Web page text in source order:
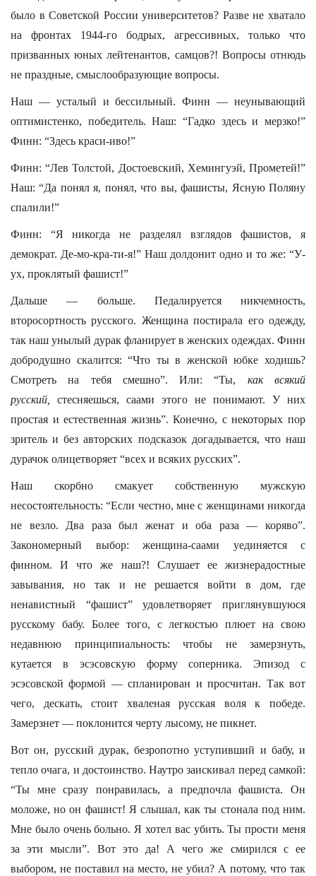
было в Советской России университетов? Разве не хватало
на фронтах 1944-го бодрых, агрессивных, только что
призванных юных лейтенантов, самцов?! Вопросы отнюдь
не праздные, смыслообразующие вопросы.
Наш — усталый и бессильный. Финн — неунывающий
оптимистенко, победитель. Наш: “Гадко здесь и мерзко!”
Финн: “Здесь краси-иво!”
Финн: “Лев Толстой, Достоевский, Хемингуэй, Прометей!”
Наш: “Да понял я, понял, что вы, фашисты, Ясную Поляну
спалили!”
Финн: “Я никогда не разделял взглядов фашистов, я
демократ. Де-мо-кра-ти-я!” Наш долдонит одно и то же: “У-
ух, проклятый фашист!”
Дальше — больше. Педалируется никчемность,
второсортность русского. Женщина постирала его одежду,
так наш унылый дурак фланирует в женских одеждах. Финн
добродушно скалится: “Что ты в женской юбке ходишь?
Смотреть на тебя смешно”. Или: “Ты, как
всякий
русский,
стесняешься, саами этого не понимают. У них
простая и естественная жизнь”. Конечно, с некоторых пор
зритель и без авторских подсказок догадывается, что наш
дурачок олицетворяет “всех и всяких русских”.
Наш скорбно смакует собственную мужскую
несостоятельность: “Если честно, мне с женщинами никогда
не везло. Два раза был женат и оба раза — коряво”.
Закономерный выбор: женщина-саами уединяется с
финном. И что же наш?! Слушает ее жизнерадостные
завывания, но так и не решается войти в дом, где
ненавистный “фашист” удовлетворяет приглянувшуюся
русскому бабу. Более того, с легкостью плюет на свою
недавнюю принципиальность: чтобы не замерзнуть,
кутается в эсэсовскую форму соперника. Эпизод с
эсэсовской формой — спланирован и просчитан. Так вот
чего, дескать, стоит хваленая русская воля к победе.
Замерзнет — поклонится черту лысому, не пикнет.
Вот он, русский дурак, безропотно уступивший и бабу, и
тепло очага, и достоинство. Наутро заискивал перед самкой:
“Ты мне сразу понравилась, а предпочла фашиста. Он
моложе, но он фашист! Я слышал, как ты стонала под ним.
Мне было очень больно. Я хотел вас убить. Ты прости меня
за эти мысли”. Вот это да! А чего же смирился с ее
выбором, не поставил на место, не убил? А потому, что так